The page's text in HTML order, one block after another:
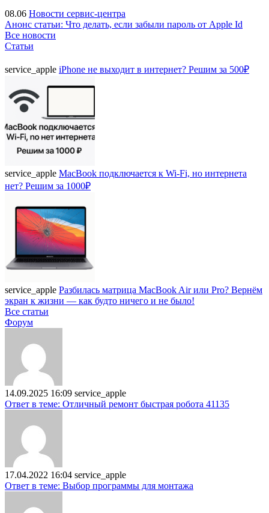
08.06 Новости сервис-центра
Анонс статьи: Что делать, если забыли пароль от Apple Id
Все новости
Статьи
service_apple iPhone не выходит в интернет? Решим за 500₽
service_apple MacBook подключается к Wi-Fi, но интернета
нет? Решим за 1000₽
service_apple Разбилась матрица MacBook Air или Pro? Вернём
экран к жизни — как будто ничего и не было!
Все статьи
Форум
14.09.2025 16:09 service_apple
Ответ в теме: Отличный ремонт быстрая робота 41135
17.04.2022 16:04 service_apple
Ответ в теме: Выбор программы для монтажа